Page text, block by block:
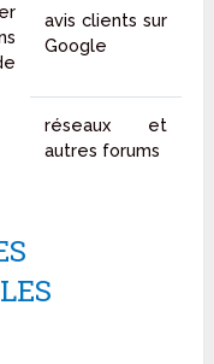
avis clients sur
Google
réseaux et
autres forums